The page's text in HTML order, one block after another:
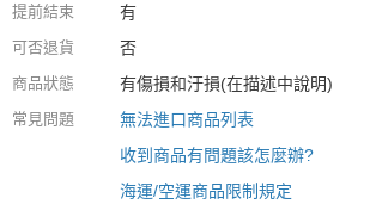
提前結束 有
可否退貨 否
商品狀態 有傷損和汙損(在描述中說明)
常見問題
無法進口商品列表
收到商品有問題該怎麼辦?
海運/空運商品限制規定